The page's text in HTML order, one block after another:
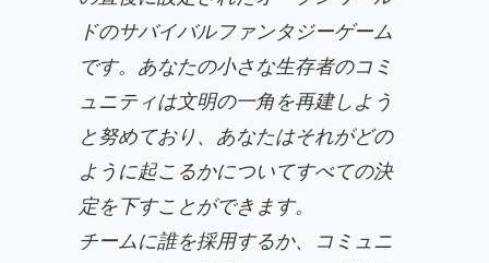
ドのサバイバルファンタジーゲーム
です。あなたの小さな生存者のコミ
ュニティは文明の一角を再建しよう
と努めており、あなたはそれがどの
ように起こるかについてすべての決
定を下すことができます。
チームに誰を採用するか、コミュニ